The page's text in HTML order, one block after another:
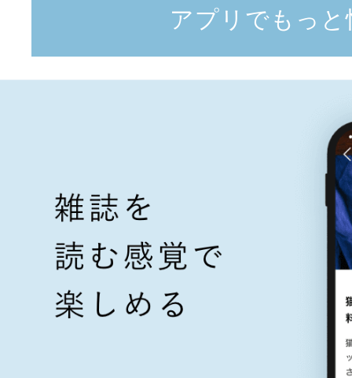
アプリでもっと